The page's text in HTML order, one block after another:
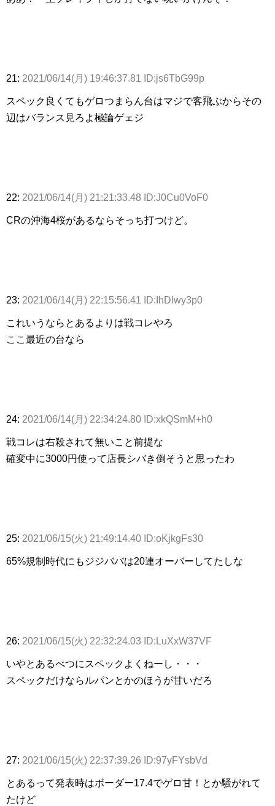
21: 2021/06/14(月) 19:46:37.81 ID:js6TbG99p
スペック良くてもゲロつまらん台はマジで客飛ぶからその
辺はバランス見ろよ極論ゲェジ
22: 2021/06/14(月) 21:21:33.48 ID:J0Cu0VoF0
CRの沖海4桜があるならそっち打つけど。
23: 2021/06/14(月) 22:15:56.41 ID:IhDlwy3p0
これいうならとあるよりは戦コレやろ
ここ最近の台なら
24: 2021/06/14(月) 22:34:24.80 ID:xkQSmM+h0
戦コレは右殺されて無いこと前提な
確変中に3000円使って店長シバき倒そうと思ったわ
25: 2021/06/15(火) 21:49:14.40 ID:oKjkgFs30
65%規制時代にもジジババは20連オーバーしてたしな
26: 2021/06/15(火) 22:32:24.03 ID:LuXxW37VF
いやとあるべつにスペックよくねーし・・・
スペックだけならルパンとかのほうが甘いだろ
27: 2021/06/15(火) 22:37:39.26 ID:97yFYsbVd
とあるって発表時はボーダー17.4でゲロ甘！とか騒がれて
たけど